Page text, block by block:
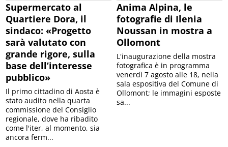
Supermercato al
Quartiere Dora, il
sindaco: «Progetto
sarà valutato con
grande rigore, sulla
base dell’interesse
pubblico»
Il primo cittadino di Aosta è
stato audito nella quarta
commissione del Consiglio
regionale, dove ha ribadito
come l'iter, al momento, sia
ancora ferm...
Anima Alpina, le
fotografie di Ilenia
Noussan in mostra a
Ollomont
L'inaugurazione della mostra
fotografica è in programma
venerdì 7 agosto alle 18, nella
sala espositiva del Comune di
Ollomont; le immagini esposte
sa...